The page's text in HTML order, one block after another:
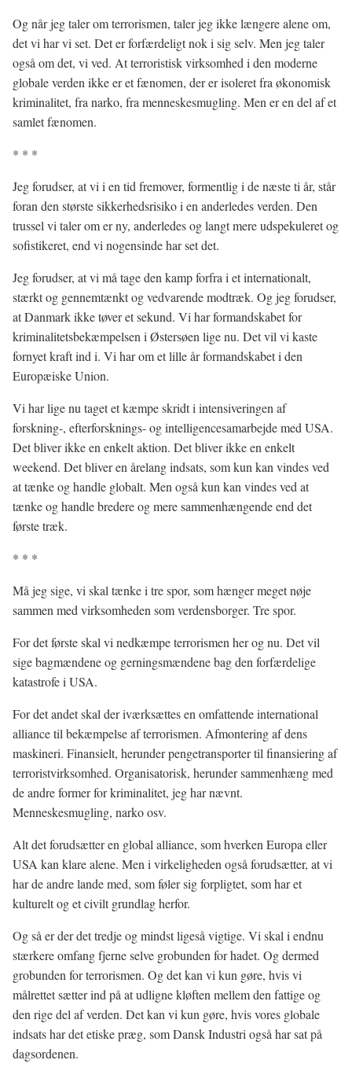
Og når jeg taler om terrorismen, taler jeg ikke længere alene om,
det vi har vi set. Det er forfærdeligt nok i sig selv. Men jeg taler
også om det, vi ved. At terroristisk virksomhed i den moderne
globale verden ikke er et fænomen, der er isoleret fra økonomisk
kriminalitet, fra narko, fra menneskesmugling. Men er en del af et
samlet fænomen.
* * *
Jeg forudser, at vi i en tid fremover, formentlig i de næste ti år, står
foran den største sikkerhedsrisiko i en anderledes verden. Den
trussel vi taler om er ny, anderledes og langt mere udspekuleret og
sofistikeret, end vi nogensinde har set det.
Jeg forudser, at vi må tage den kamp forfra i et internationalt,
stærkt og gennemtænkt og vedvarende modtræk. Og jeg forudser,
at Danmark ikke tøver et sekund. Vi har formandskabet for
kriminalitetsbekæmpelsen i Østersøen lige nu. Det vil vi kaste
fornyet kraft ind i. Vi har om et lille år formandskabet i den
Europæiske Union.
Vi har lige nu taget et kæmpe skridt i intensiveringen af
forskning-, efterforsknings- og intelligencesamarbejde med USA.
Det bliver ikke en enkelt aktion. Det bliver ikke en enkelt
weekend. Det bliver en årelang indsats, som kun kan vindes ved
at tænke og handle globalt. Men også kun kan vindes ved at
tænke og handle bredere og mere sammenhængende end det
første træk.
* * *
Må jeg sige, vi skal tænke i tre spor, som hænger meget nøje
sammen med virksomheden som verdensborger. Tre spor.
For det første skal vi nedkæmpe terrorismen her og nu. Det vil
sige bagmændene og gerningsmændene bag den forfærdelige
katastrofe i USA.
For det andet skal der iværksættes en omfattende international
alliance til bekæmpelse af terrorismen. Afmontering af dens
maskineri. Finansielt, herunder pengetransporter til finansiering af
terroristvirksomhed. Organisatorisk, herunder sammenhæng med
de andre former for kriminalitet, jeg har nævnt.
Menneskesmugling, narko osv.
Alt det forudsætter en global alliance, som hverken Europa eller
USA kan klare alene. Men i virkeligheden også forudsætter, at vi
har de andre lande med, som føler sig forpligtet, som har et
kulturelt og et civilt grundlag herfor.
Og så er der det tredje og mindst ligeså vigtige. Vi skal i endnu
stærkere omfang fjerne selve grobunden for hadet. Og dermed
grobunden for terrorismen. Og det kan vi kun gøre, hvis vi
målrettet sætter ind på at udligne kløften mellem den fattige og
den rige del af verden. Det kan vi kun gøre, hvis vores globale
indsats har det etiske præg, som Dansk Industri også har sat på
dagsordenen.